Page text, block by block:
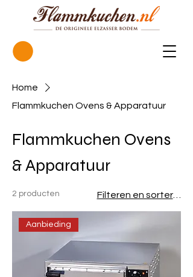
Home
Flammkuchen Ovens & Apparatuur
Flammkuchen Ovens
& Apparatuur
2 producten Filteren en sorteren
Aanbieding